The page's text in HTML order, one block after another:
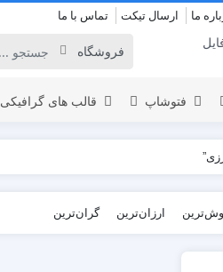
ما ارسال تیکت تماس با ما
المنت
نمایش لوگو
افتتاحیه
فتوشاپ قالب های گرافیکی
ارزان‌ترین گران‌ترین